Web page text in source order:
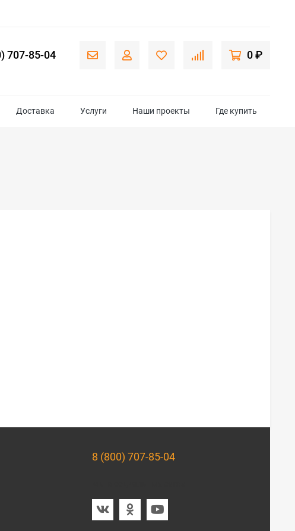
707-85-04 0 ₽
Доставка Услуги Наши проекты Где купить
8 (800) 707-85-04